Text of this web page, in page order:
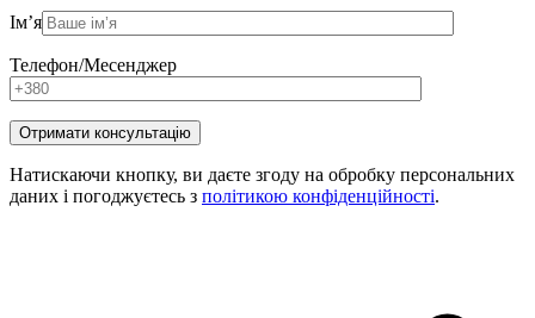
Ім’я
Телефон/Месенджер
Натискаючи кнопку, ви даєте згоду на обробку персональних
даних і погоджуєтесь з політикою конфіденційності.